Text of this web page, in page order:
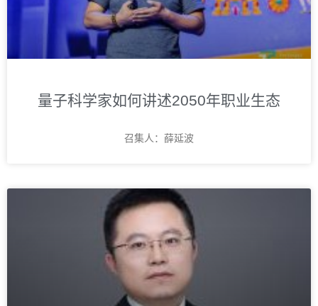
量子科学家如何讲述2050年职业生态
召集人：薛延波